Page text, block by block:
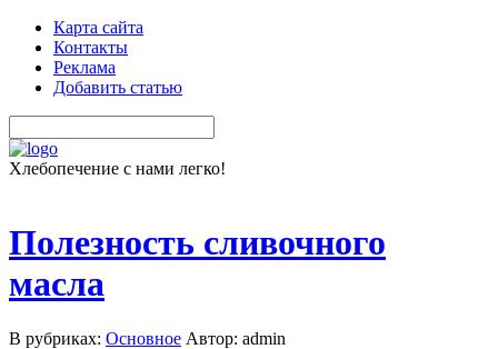
Карта сайта
Контакты
Реклама
Добавить статью
Хлебопечение с нами легко!
Полезность сливочного
масла
В рубриках: Основное Автор: admin